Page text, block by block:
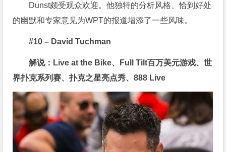
Dunst颇受观众欢迎。他独特的分析风格、恰到好处
的幽默和专家意见为WPT的报道增添了一些风味。
#10 – David Tuchman
解说：Live at the Bike、Full Tilt百万美元游戏、世
界扑克系列赛、扑克之星亮点秀、888 Live